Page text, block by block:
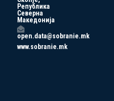
Република
Северна
Македонија
open.data@sobranie.mk
www.sobranie.mk